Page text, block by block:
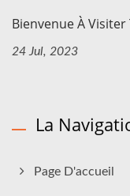
Bienvenue À Visiter
24 Jul, 2023
La
Page D'accueil